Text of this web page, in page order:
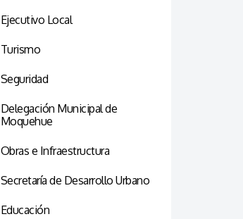
Ejecutivo Local
Turismo
Seguridad
Delegación Municipal de
Moquehue
Obras e Infraestructura
Secretaría de Desarrollo Urbano
Educación